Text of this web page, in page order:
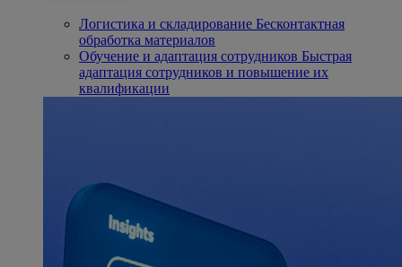
Логистика и складирование Бесконтактная
обработка материалов
Обучение и адаптация сотрудников Быстрая
адаптация сотрудников и повышение их
квалификации